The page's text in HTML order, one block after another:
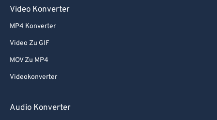
Video Konverter
MP4 Konverter
Video Zu GIF
MOV Zu MP4
Videokonverter
Audio Konverter